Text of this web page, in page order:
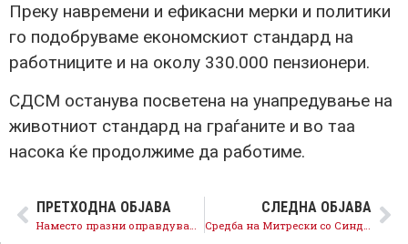
Преку навремени и ефикасни мерки и политики
го подобруваме економскиот стандард на
работниците и на околу 330.000 пензионери.
СДСМ останува посветена на унапредување на
животниот стандард на граѓаните и во таа
насока ќе продолжиме да работиме.
ПРЕТХОДНА ОБЈАВА СЛЕДНА ОБЈАВА